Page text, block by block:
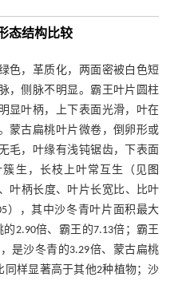
态结构比较
色，革质化，两面密被白色短
，侧脉不明显。霸王叶片圆柱
显叶柄，上下表面光滑，叶在
蒙古扁桃叶片微卷，倒卵形或
毛，叶缘有浅钝锯齿，下表面
生，长枝上叶常互生（见 图
叶柄长度、叶片长宽比、比叶
），其中沙冬青叶片面积最大
2.90倍、霸王的7.13倍；霸王
是沙冬青的3.29倍、蒙古扁桃
同样显著高于其他2种植物；沙